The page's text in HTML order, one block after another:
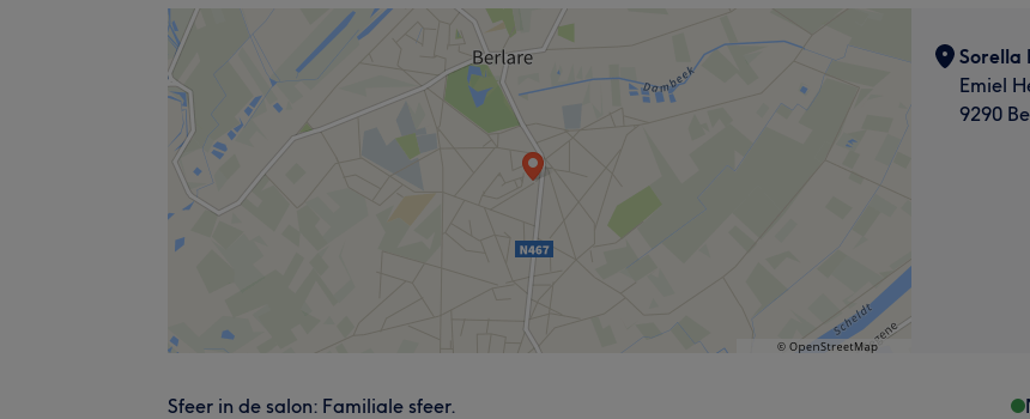
Sorella
Emiel
9290
Sfeer in de salon: Familiale sfeer.